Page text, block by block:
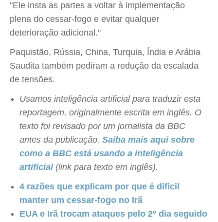
"Ele insta as partes a voltar à implementação
plena do cessar-fogo e evitar qualquer
deterioração adicional."
Paquistão, Rússia, China, Turquia, Índia e Arábia
Saudita também pediram a redução da escalada
de tensões.
Usamos inteligência artificial para traduzir esta
reportagem, originalmente escrita em inglês. O
texto foi revisado por um jornalista da BBC
antes da publicação. Saiba mais aqui sobre
como a BBC está usando a inteligência
artificial(link para texto em inglês).
4 razões que explicam por que é difícil
manter um cessar-fogo no Irã
EUA e Irã trocam ataques pelo 2º dia seguido